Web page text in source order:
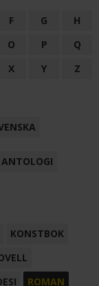
F G
H
O P
Q
X Y
Z
ANTOLOGI
KONSTBOK
ROMAN